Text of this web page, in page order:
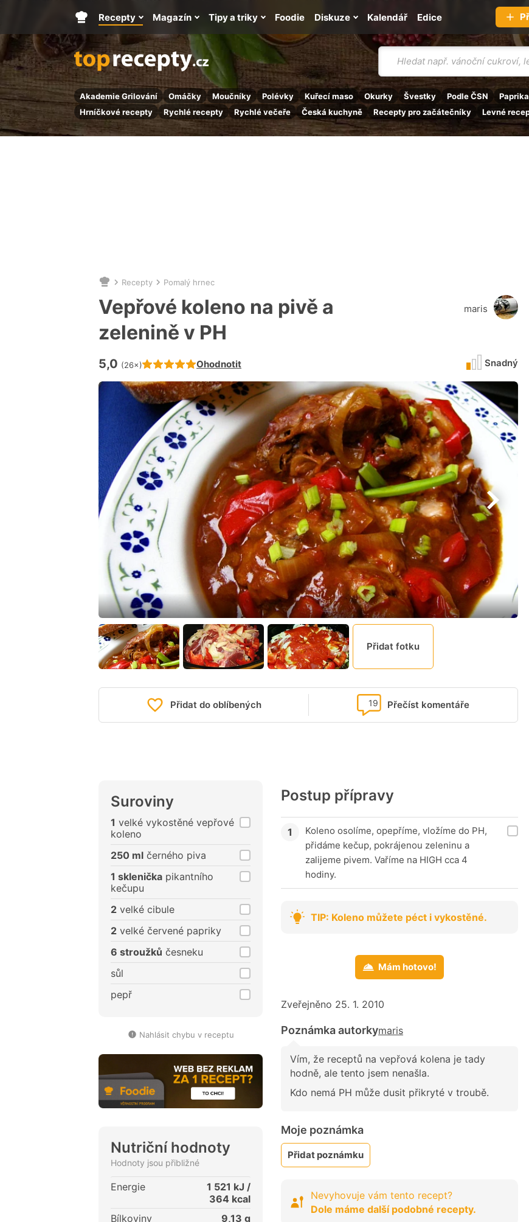
Vyhledávání
Akademie Grilování Omáčky Moučníky Polévky Kuřecí maso Okurky Švestky Podle ČSN Paprika
Hrníčkové recepty
Rychlé recepty Rychlé večeře Česká kuchyně Recepty pro začátečníky Levné
Hlavní
stránka
Recepty Magazín Tipy a triky Kalendář
Foodie Diskuze Edice
Nacházíte
se
zde:
Recepty Pomalý hrnec
Vepřové koleno na pivě a
zelenině v PH
Hodnocení receptu je
5,0 (26×) Ohodnotit
maris
Snadný
Přidat fotku
Přidat do oblíbených Přečíst komentáře
19
Suroviny
1 velké vykostěné vepřové
koleno
250 ml černého piva
1 sklenička pikantního
kečupu
2 velké cibule
2 velké červené papriky
6 stroužků česneku
sůl
pepř
Nahlásit chybu v receptu
Nutriční hodnoty
Hodnoty jsou přibližné
Energie 1 521 kJ /
364 kcal
Bílkoviny
9,13 g
Postup přípravy
Koleno osolíme, opepříme, vložíme do PH,
přidáme kečup, pokrájenou zeleninu a
zalijeme pivem. Vaříme na HIGH cca 4
hodiny.
TIP: Koleno můžete péct i vykostěné.
Mám hotovo!
Zveřejněno 25. 1. 2010
Poznámka autorkymaris
Vím, že receptů na vepřová kolena je tady
hodně, ale tento jsem nenašla.
Kdo nemá PH může dusit přikryté v troubě.
Moje poznámka
Přidat poznámku
Nevyhovuje vám tento recept?
Dole máme další podobné recepty.